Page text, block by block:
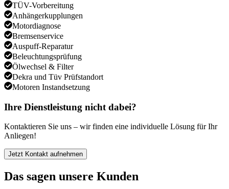
TÜV-Vorbereitung
Anhängerkupplungen
Motordiagnose
Bremsenservice
Auspuff-Reparatur
Beleuchtungsprüfung
Ölwechsel & Filter
Dekra und Tüv Prüfstandort
Motoren Instandsetzung
Ihre Dienstleistung nicht dabei?
Kontaktieren Sie uns – wir finden eine individuelle Lösung für Ihr
Anliegen!
Jetzt Kontakt aufnehmen
Das sagen unsere Kunden